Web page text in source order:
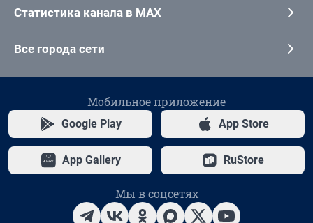
Статистика канала в MAX
Все города сети
Мобильное приложение
Google Play App Store
App Gallery RuStore
Мы в соцсетях